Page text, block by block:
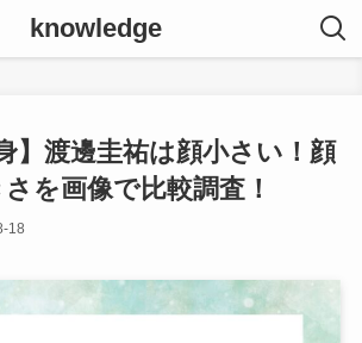
knowledge
】渡邊圭祐は顔小さい！顔
を画像で比較調査！
18